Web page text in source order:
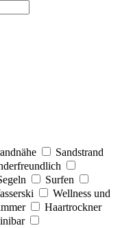
Sandstrand
Surfen
Wellness und
Haartrockner